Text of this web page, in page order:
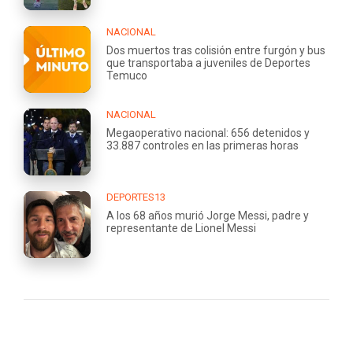
NACIONAL
Dos muertos tras colisión entre furgón y bus
que transportaba a juveniles de Deportes
Temuco
NACIONAL
Megaoperativo nacional: 656 detenidos y
33.887 controles en las primeras horas
DEPORTES13
A los 68 años murió Jorge Messi, padre y
representante de Lionel Messi